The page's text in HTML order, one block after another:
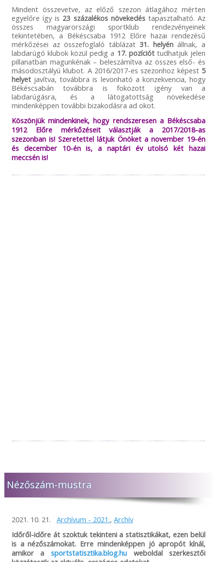
Mindent összevetve, az előző szezon átlagához mérten
egyelőre így is 23 százalékos növekedéstapasztalható. Az
összes magyarországi sportklub rendezvényeinek
tekintetében, a Békéscsaba 1912 Előre hazai rendezésű
mérkőzései az összefoglaló táblázat31. helyénállnak, a
labdarúgó klubok közül pedig a 17. pozícióttudhatjuk jelen
pillanatban magunkénak – beleszámítva az összes első- és
másodosztályú klubot. A 2016/2017-es szezonhoz képest 5
helyetjavítva, továbbra is levonható a konzekvencia, hogy
Békéscsabán továbbra is fokozott igény van a
labdarúgásra, és a látogatottság növekedése
mindenképpen további bizakodásra ad okot.
Köszönjük mindenkinek, hogy rendszeresen a Békéscsaba
1912 Előre mérkőzéseit választják a 2017/2018-as
szezonban is! Szeretettel látjuk Önöket a november 19-én
és december 10-én is, a naptári év utolsó két hazai
meccsén is!
Nézőszám-mustra
2021. 10. 21. Archívum - 2021., Archív
Időről-időre át szoktuk tekinteni a statisztikákat, ezen belül
is a nézőszámokat. Erre mindenképpen jó apropót kínál,
amikor a sportstatisztika.blog.hu weboldal szerkesztői